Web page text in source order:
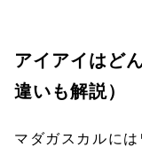
アイアイはど
違いも解説）
マダガスカルに